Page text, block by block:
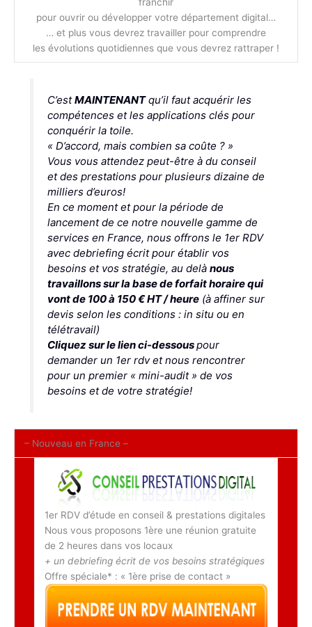
franchir
pour ouvrir ou développer votre département digital…
… et plus vous devrez travailler pour comprendre
les évolutions quotidiennes que vous devrez rattraper !
C’estMAINTENANTqu’il faut acquérir les
compétences et les applications clés pour
conquérir la toile.
« D’accord, mais combien sa coûte ? »
Vous vous attendez peut-être à du conseil
et des prestations pour plusieurs dizaine de
milliers d’euros!
En ce moment et pour la période de
lancement de ce notre nouvelle gamme de
services en France, nous offrons le 1er RDV
avec debriefing écritpour établir vos
besoins et vos stratégie, au delà nous
travaillons sur la base de forfait horaire qui
vont de 100 à 150 € HT / heure(à affiner sur
devis selon les conditions : in situ ou en
télétravail)
Cliquez sur le lien ci-dessouspour
demander un 1er rdv et nous rencontrer
pour un premier « mini-audit » de vos
besoins et de votre stratégie!
– Nouveau en France –
1er RDV d’étude en conseil & prestations digitales
Nous vous proposons 1ère une réunion gratuite
de 2 heures dans vos locaux
+ un debriefing écrit de vos besoins stratégiques
Offre spéciale* : « 1ère prise de contact »